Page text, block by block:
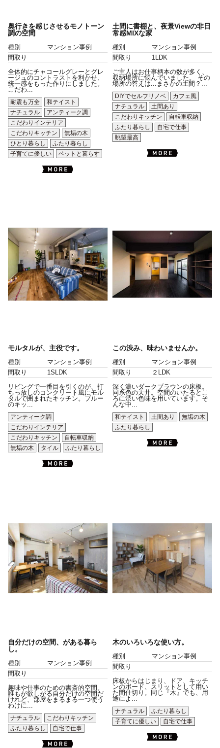
奥行きを感じさせるモノトーン
調の空間
種別
マンション事例
間取り
全体的にチャコールグレーとグレ
ージュのコントラストを利かせ、
統一感をもった作りにしました。
こだわ...
耐震も万全
和テイスト
ナチュラル
アンティーク調
こだわりインテリア
こだわりキッチン
無垢の木
ひとり暮らし
ふたり暮らし
子育てに優しい
ペットと暮らす
土間に書棚と、夜景Viewの非日
常感MIXな家
種別
マンション事例
間取り
1LDK
ご主人はお仕事柄本の数が多く、
収納場所に悩んでいました。 その
場所の答えは...まさかの土間？...
DIYでセルフリノベ
カフェ風
ナチュラル
土間あり
こだわりキッチン
自転車収納
ふたり暮らし
自宅で仕事
眺望最高
モルタルが、主役です。
種別
マンション事例
間取り
1SLDK
リビングで一番目を引くのが、打
ちっ放しのコンクリート風にモル
タルで囲まれたキッチン。ブルー
のキッ...
アンティーク調
こだわりインテリア
こだわりキッチン
自転車収納
無垢の木
タイル ふたり暮らし
この渋み、味わいませんか。
種別
マンション事例
間取り
２LDK
深く濃いダークブラウンの床板。
同系色の天井。空間のいたるとこ
ろに渋い色味を用いています。そ
んな中...
和テイスト
土間あり
無垢の木
ふたり暮らし
自分だけの空間、がある暮ら
し。
種別
マンション事例
間取り
趣味や仕事のための書斎的空間。
誰もが欲しがる自分だけの空間だ
けれど、部屋をまるまる一つ使う
わけに...
ナチュラル
こだわりキッチン
ふたり暮らし
自宅で仕事
木のいろいろな使い方。
種別
マンション事例
間取り
床板からはじまり、ドア、キッチ
ンのボード、スリットとして用い
た間仕切り。同じ『木』でも、用
途によ...
ナチュラル
ふたり暮らし
子育てに優しい
自宅で仕事